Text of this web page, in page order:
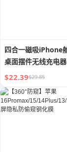
四合一磁吸iPhone
桌面摆件无线充电
色小夜灯MagSafe充
整套充电支架
$22.39$29.85